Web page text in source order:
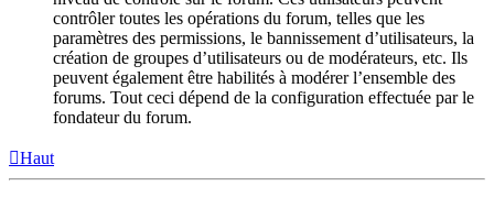
contrôler toutes les opérations du forum, telles que les
paramètres des permissions, le bannissement d’utilisateurs, la
création de groupes d’utilisateurs ou de modérateurs, etc. Ils
peuvent également être habilités à modérer l’ensemble des
forums. Tout ceci dépend de la configuration effectuée par le
fondateur du forum.
Haut